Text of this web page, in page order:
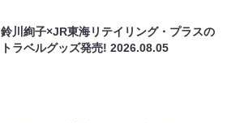
鈴川絢子×JR東海リテイリング・プラスの
トラベルグッズ発売!2026.08.05